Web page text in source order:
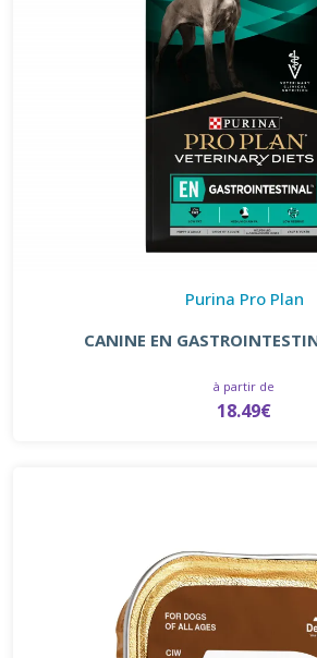
Purina Pro Plan
CANINE EN
à partir de
18.49€